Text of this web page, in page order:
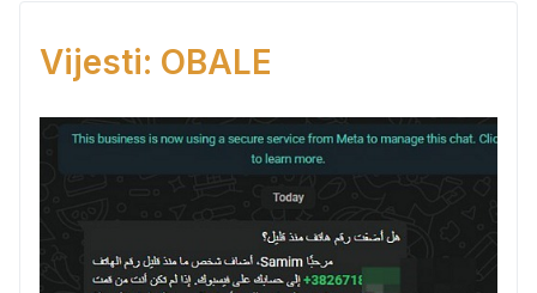
Vijesti: OBALE